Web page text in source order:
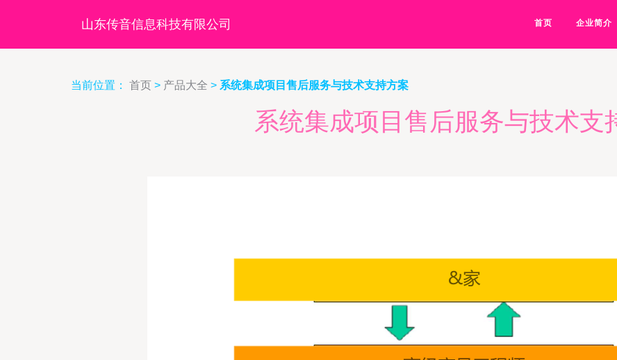
山东传音信息科技有限公司 首页 企业简介
当前位置： 首页 > 产品大全 > 系统集成项目售后服务与技术支持方案
系统集成项目售后服务与技术支